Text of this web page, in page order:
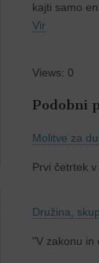
kajti samo
Vir
Views: 0
Podobni
Molitve za
Prvi četrtek
Družina,
"V zakonu in